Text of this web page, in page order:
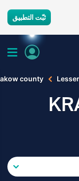
ثبّت التطبيق
county